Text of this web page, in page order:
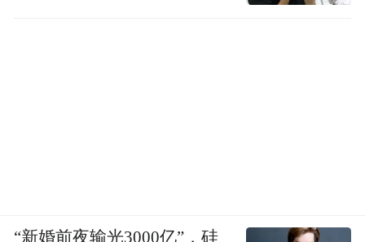
“新婚前夜输光3000亿”，硅